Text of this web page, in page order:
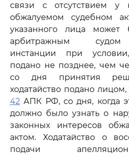
связи с отсутствием у
обжалуемом судебном
указанного лица может
арбитражным судом
инстанции при
подано не позднее, чем
со дня принятия
ходатайство подано
42 АПК РФ, со дня, когда
должно было узнать о
законных интересов
актом. Ходатайство о
подачи